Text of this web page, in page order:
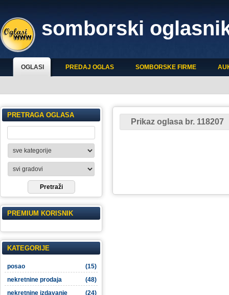
somborski
OGLASI PREDAJ OGLAS SOMBORSKE FIRME
PRETRAGA OGLASA
PREMIUM KORISNIK
KATEGORIJE
posao
(15)
nekretnine prodaja
(48)
nekretnine izdavanje
(24)
Prikaz oglasa br. 118207